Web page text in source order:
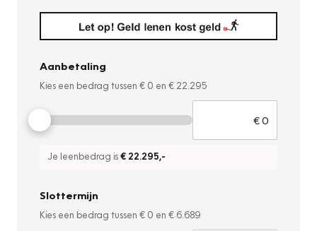
Aanbetaling
Kies een bedrag tussen € 0 en € 22.295
Je leenbedrag is€ 22.295,-
Slottermijn
Kies een bedrag tussen € 0 en € 6.689